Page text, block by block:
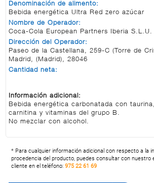
Denominación de alimento:
Bebida energética Ultra Red zero azúcar
Nombre de Operador:
Coca-Cola European Partners Iberia S.L.U.
Dirección del Operador:
Paseo de la Castellana, 259-C (Torre de
Madrid, (Madrid), 28046
Cantidad neta:
Información adicional:
Bebida energética carbonatada con
carnitina y vitaminas del grupo B.
No mezclar con alcohol.
* Para cualquier información adicional con respecto a la
procedencia del producto, puedes consultar con nuestro
cliente en el teléfono:975 22 61 69